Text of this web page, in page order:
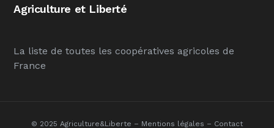
Agriculture et Liberté
La liste de toutes les coopératives agricoles de
France
© 2025 Agriculture&Liberte – Mentions légales – Contact